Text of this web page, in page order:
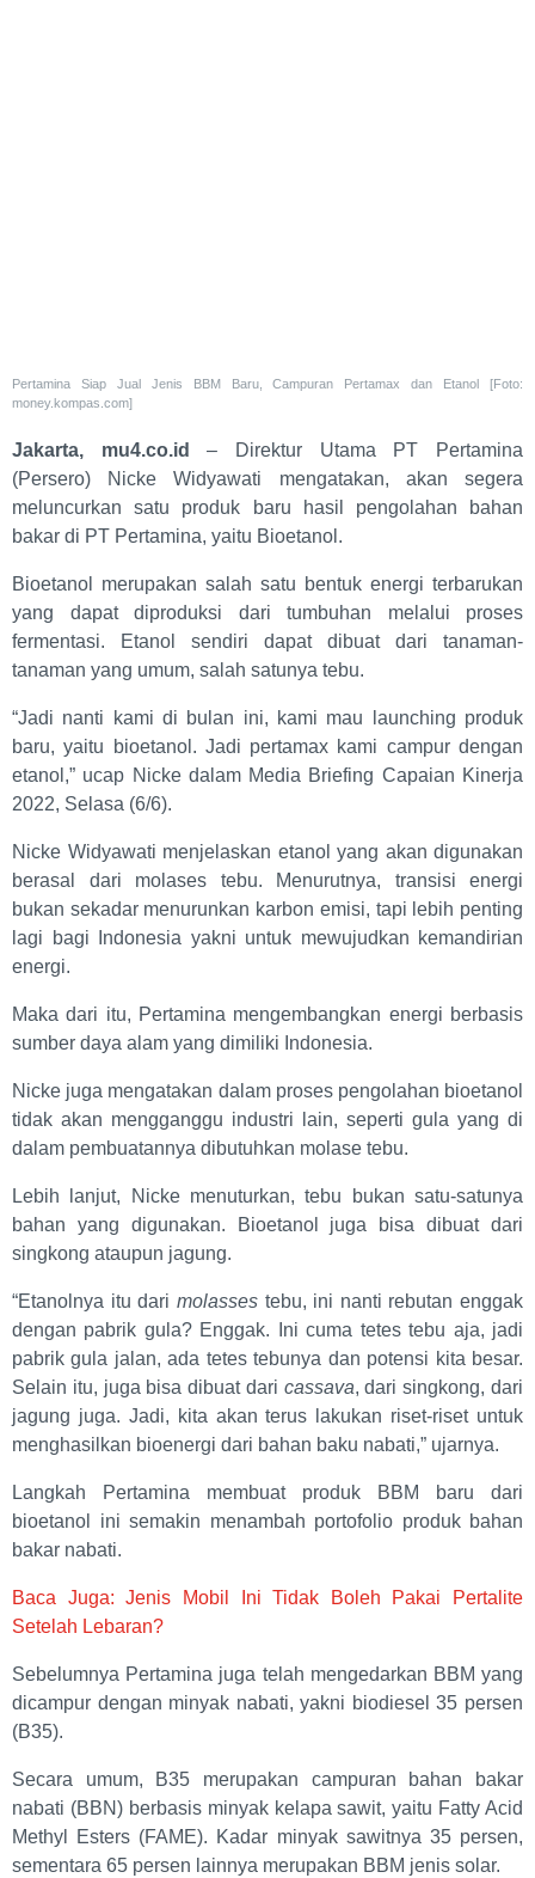
Pertamina Siap Jual Jenis BBM Baru, Campuran Pertamax dan Etanol [Foto:
money.kompas.com]
Jakarta, mu4.co.id
– Direktur Utama PT Pertamina
(Persero) Nicke Widyawati mengatakan, akan segera
meluncurkan satu produk baru hasil pengolahan bahan
bakar di PT Pertamina, yaitu Bioetanol.
Bioetanol merupakan salah satu bentuk energi terbarukan
yang dapat diproduksi dari tumbuhan melalui proses
fermentasi. Etanol sendiri dapat dibuat dari tanaman-
tanaman yang umum, salah satunya tebu.
“Jadi nanti kami di bulan ini, kami mau launching produk
baru, yaitu bioetanol. Jadi pertamax kami campur dengan
etanol,” ucap Nicke dalam Media Briefing Capaian Kinerja
2022, Selasa (6/6).
Nicke Widyawati menjelaskan etanol yang akan digunakan
berasal dari molases tebu. Menurutnya, transisi energi
bukan sekadar menurunkan karbon emisi, tapi lebih penting
lagi bagi Indonesia yakni untuk mewujudkan kemandirian
energi.
Maka dari itu, Pertamina mengembangkan energi berbasis
sumber daya alam yang dimiliki Indonesia.
Nicke juga mengatakan dalam proses pengolahan bioetanol
tidak akan mengganggu industri lain, seperti gula yang di
dalam pembuatannya dibutuhkan molase tebu.
Lebih lanjut, Nicke menuturkan, tebu bukan satu-satunya
bahan yang digunakan. Bioetanol juga bisa dibuat dari
singkong ataupun jagung.
“Etanolnya itu dari molassestebu, ini nanti rebutan enggak
dengan pabrik gula? Enggak. Ini cuma tetes tebu aja, jadi
pabrik gula jalan, ada tetes tebunya dan potensi kita besar.
Selain itu, juga bisa dibuat dari cassava, dari singkong, dari
jagung juga. Jadi, kita akan terus lakukan riset-riset untuk
menghasilkan bioenergi dari bahan baku nabati,” ujarnya.
Langkah Pertamina membuat produk BBM baru dari
bioetanol ini semakin menambah portofolio produk bahan
bakar nabati.
Baca Juga: Jenis Mobil Ini Tidak Boleh Pakai Pertalite
Setelah Lebaran?
Sebelumnya Pertamina juga telah mengedarkan BBM yang
dicampur dengan minyak nabati, yakni biodiesel 35 persen
(B35).
Secara umum, B35 merupakan campuran bahan bakar
nabati (BBN) berbasis minyak kelapa sawit, yaitu Fatty Acid
Methyl Esters (FAME). Kadar minyak sawitnya 35 persen,
sementara 65 persen lainnya merupakan BBM jenis solar.